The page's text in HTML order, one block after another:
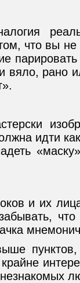
что вы не
парировать
вяло, рано
идти
и их
что